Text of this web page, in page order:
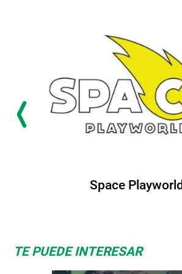
Space Playworld
TE PUEDE INTERESAR